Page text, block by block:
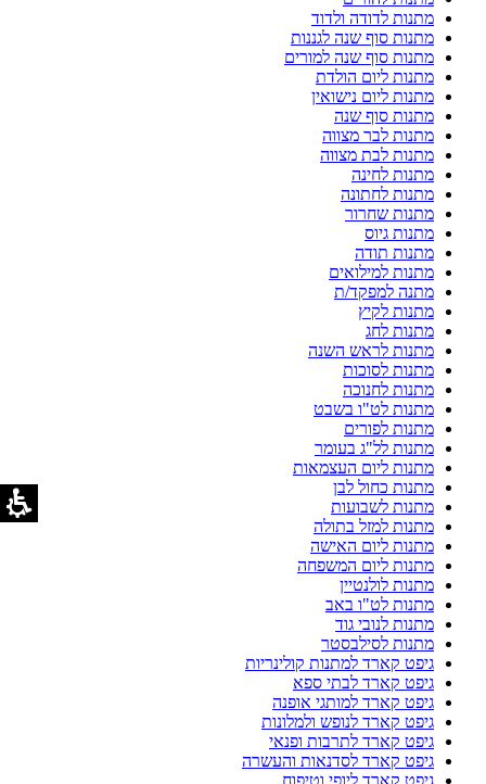
מתנות לדודה ולדוד
מתנות סוף שנה לגננות
מתנות סוף שנה למורים
מתנות ליום הולדת
מתנות ליום נישואין
מתנות סוף שנה
מתנות לבר מצווה
מתנות לבת מצווה
מתנות לחינה
מתנות לחתונה
מתנות שחרור
מתנות גיוס
מתנות תודה
מתנות למילואים
מתנה למפקד/ת
מתנות לקיץ
מתנות לחג
מתנות לראש השנה
מתנות לסוכות
מתנות לחנוכה
מתנות לט"ו בשבט
מתנות לפורים
מתנות לל"ג בעומר
מתנות ליום העצמאות
מתנות כחול לבן
מתנות לשבועות
מתנות למזל בתולה
מתנות ליום האישה
מתנות ליום המשפחה
מתנות לולנטיין
מתנות לט"ו באב
מתנות לנובי גוד
מתנות לסילבסטר
גיפט קארד למתנות קולינריות
גיפט קארד לבתי ספא
גיפט קארד למותגי אופנה
גיפט קארד לנופש ולמלונות
גיפט קארד לתרבות ופנאי
גיפט קארד לסדנאות והעשרה
גיפט קארד ליופי וטיפוח